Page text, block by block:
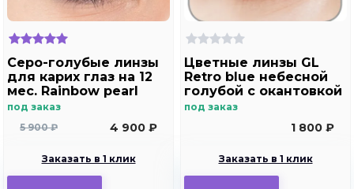
Серо-голубые линзы
для карих глаз на 12
мес. Rainbow pearl
под заказ
5 900 ₽
4 900 ₽
Заказать в 1 клик
Цветные линзы GL
Retro blue небесной
голубой с окантовкой
под заказ
1 800 ₽
Заказать в 1 клик